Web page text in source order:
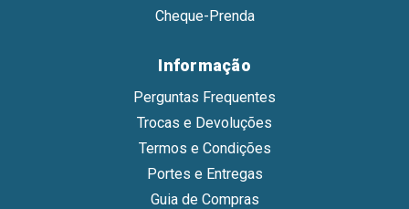
Cheque-Prenda
Informação
Perguntas Frequentes
Trocas e Devoluções
Termos e Condições
Portes e Entregas
Guia de Compras